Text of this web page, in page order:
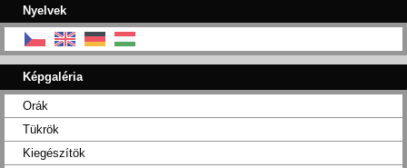
Nyelvek
Képgaléria
Orák
Tükrök
Kiegészítök